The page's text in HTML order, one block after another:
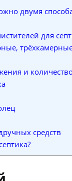
двумя
для
и
средств